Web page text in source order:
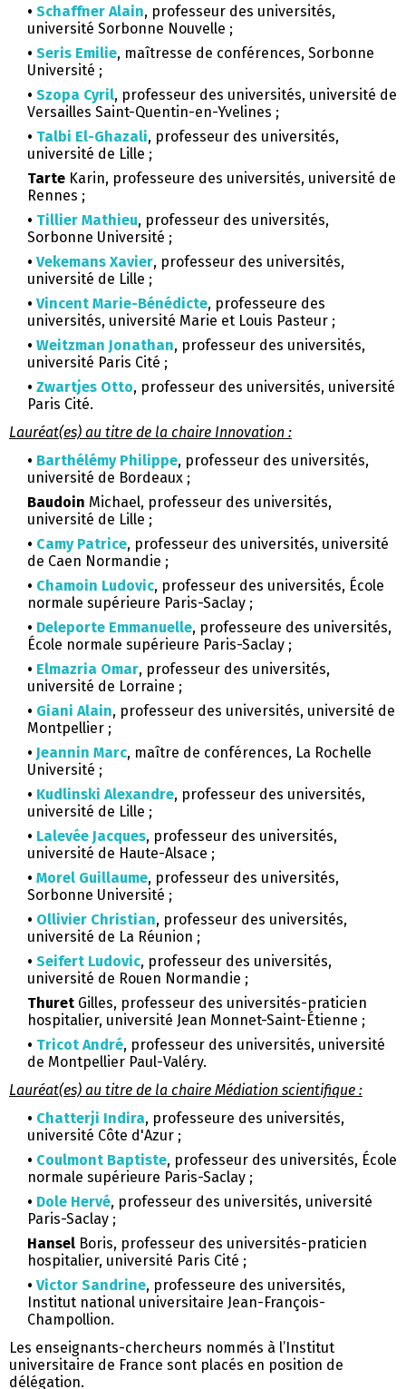
• Schaffner Alain, professeur des universités,
université Sorbonne Nouvelle ;
• Seris Emilie, maîtresse de conférences, Sorbonne
Université ;
• Szopa Cyril, professeur des universités, université de
Versailles Saint-Quentin-en-Yvelines ;
• Talbi El-Ghazali, professeur des universités,
université de Lille ;
Tarte Karin, professeure des universités, université de
Rennes ;
• Tillier Mathieu, professeur des universités,
Sorbonne Université ;
• Vekemans Xavier, professeur des universités,
université de Lille ;
• Vincent Marie-Bénédicte, professeure des
universités, université Marie et Louis Pasteur ;
• Weitzman Jonathan, professeur des universités,
université Paris Cité ;
• Zwartjes Otto, professeur des universités, université
Paris Cité.
Lauréat(es) au titre de la chaire Innovation :
• Barthélémy Philippe, professeur des universités,
université de Bordeaux ;
Baudoin Michael, professeur des universités,
université de Lille ;
• Camy Patrice, professeur des universités, université
de Caen Normandie ;
• Chamoin Ludovic, professeur des universités, École
normale supérieure Paris-Saclay ;
• Deleporte Emmanuelle, professeure des universités,
École normale supérieure Paris-Saclay ;
• Elmazria Omar, professeur des universités,
université de Lorraine ;
• Giani Alain, professeur des universités, université de
Montpellier ;
• Jeannin Marc, maître de conférences, La Rochelle
Université ;
• Kudlinski Alexandre, professeur des universités,
université de Lille ;
• Lalevée Jacques, professeur des universités,
université de Haute-Alsace ;
• Morel Guillaume, professeur des universités,
Sorbonne Université ;
• Ollivier Christian, professeur des universités,
université de La Réunion ;
• Seifert Ludovic, professeur des universités,
université de Rouen Normandie ;
Thuret Gilles, professeur des universités-praticien
hospitalier, université Jean Monnet-Saint-Étienne ;
• Tricot André, professeur des universités, université
de Montpellier Paul-Valéry.
Lauréat(es) au titre de la chaire Médiation scientifique :
• Chatterji Indira, professeure des universités,
université Côte d'Azur ;
• Coulmont Baptiste, professeur des universités, École
normale supérieure Paris-Saclay ;
• Dole Hervé, professeur des universités, université
Paris-Saclay ;
Hansel Boris, professeur des universités-praticien
hospitalier, université Paris Cité ;
• Victor Sandrine, professeure des universités,
Institut national universitaire Jean-François-
Champollion.
Les enseignants-chercheurs nommés à l’Institut
universitaire de France sont placés en position de
délégation.